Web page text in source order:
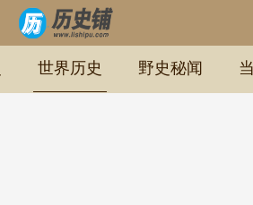
世界历史 野史秘闻